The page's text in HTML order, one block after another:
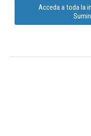
Acceda a toda la